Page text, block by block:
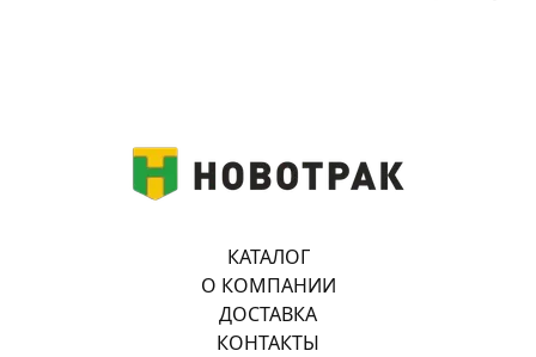
КАТАЛОГ
О КОМПАНИИ
ДОСТАВКА
КОНТАКТЫ